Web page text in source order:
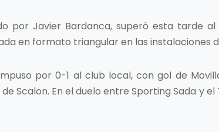
por Javier Bardanca, superó esta tarde
en formato triangular en las instalaciones
por 0-1 al club local, con gol de
Scalon. En el duelo entre Sporting Sada y